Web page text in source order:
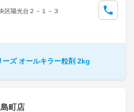
区陽光台２－１－３
ーズ オールキラー粒剤 2kg
町店